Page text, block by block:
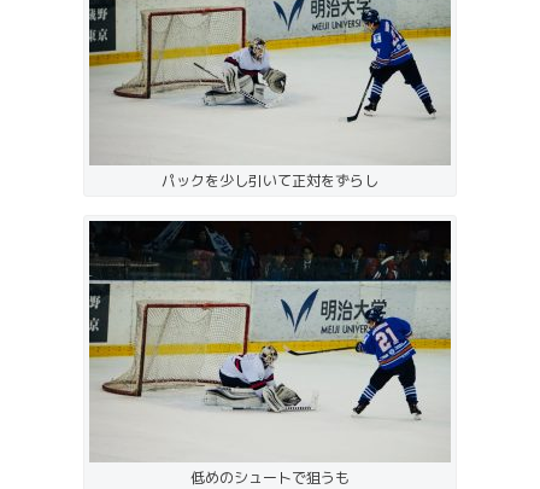
パックを少し引いて正対をずらし
低めのシュートで狙うも